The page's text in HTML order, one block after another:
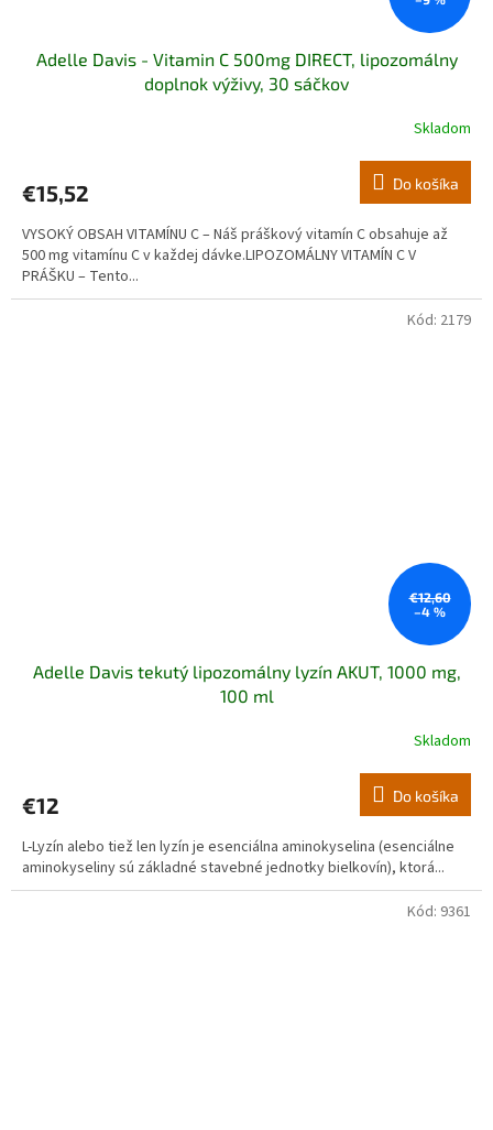
Adelle Davis - Vitamin C 500mg DIRECT, lipozomálny
doplnok výživy, 30 sáčkov
Skladom
€15,52 Do košíka
VYSOKÝ OBSAH VITAMÍNU C – Náš práškový vitamín C obsahuje až
500 mg vitamínu C v každej dávke.LIPOZOMÁLNY VITAMÍN C V
PRÁŠKU – Tento...
€12,60
–4 %
Adelle Davis tekutý lipozomálny lyzín AKUT, 1000 mg,
100 ml
Skladom
€12 Do košíka
L-Lyzín alebo tiež len lyzín je esenciálna aminokyselina (esenciálne
aminokyseliny sú základné stavebné jednotky bielkovín), ktorá...
Kód: 2179
Kód: 9361